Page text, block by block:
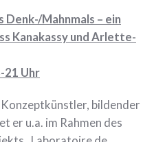
Denk-/Mahnmals – ein
Kanakassy und Arlette-
21 Uhr
bildender
er u.a. im Rahmen des